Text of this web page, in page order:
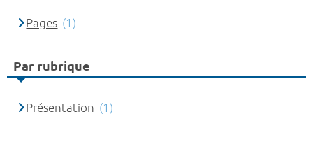
Pages (1)
Par rubrique
Présentation (1)